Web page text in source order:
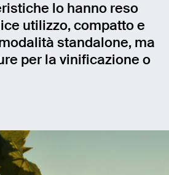
lo hanno reso
utilizzo, compatto e
standalone, ma
per la vinificazione o